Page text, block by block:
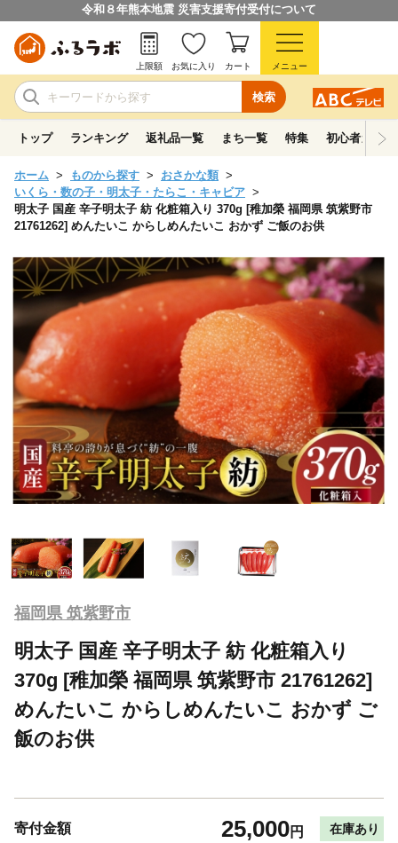
令和８年熊本地震 災害支援寄付受付について
検索
上限額 お気に入り カート メニュー
トップ ランキング 返礼品一覧 まち一覧 特集 初心者ガイド
ホーム ものから探す
おさかな類
いくら・数の子・明太子・たらこ・キャビア
明太子 国産 辛子明太子 紡 化粧箱入り 370g [稚加榮 福岡県 筑紫野市
21761262] めんたいこ からしめんたいこ おかず ご飯のお供
福岡県 筑紫野市
明太子 国産 辛子明太子 紡 化粧箱入り
370g [稚加榮 福岡県 筑紫野市 21761262]
めんたいこ からしめんたいこ おかず ご
飯のお供
寄付金額 25,000円 在庫あり